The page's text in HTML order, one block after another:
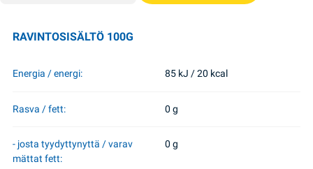
RAVINTOSISÄLTÖ 100G
Energia / energi: 85 kJ / 20 kcal
Rasva / fett: 0 g
- josta tyydyttynyttä / varav
mättat fett:
0 g